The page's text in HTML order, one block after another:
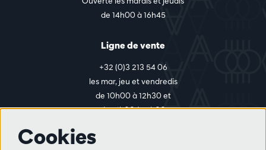
de 14h00 à 16h45
Ligne de vente
+32 (0)3 213 54 06
les mar, jeu et vendredis
de 10h00 à 12h30 et
de 14h00 à 17h00
Cookies